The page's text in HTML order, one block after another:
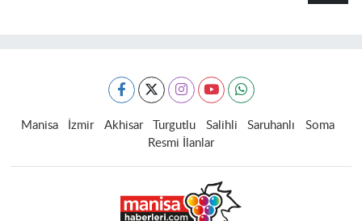
Manisa İzmir Akhisar Turgutlu Salihli Saruhanlı
Soma
Resmi İlanlar